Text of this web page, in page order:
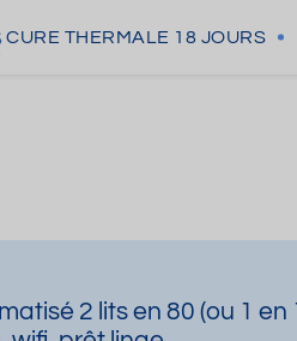
CURE THERMALE 18 JOURS
2 lits en 80 (ou 1